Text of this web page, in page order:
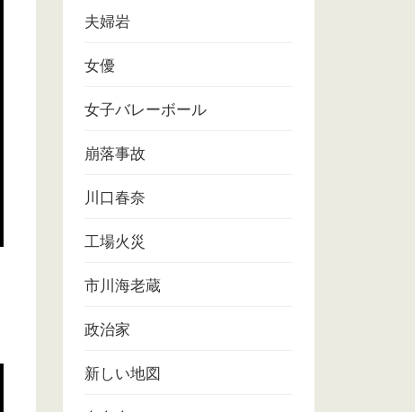
夫婦岩
女優
女子バレーボール
崩落事故
川口春奈
工場火災
市川海老蔵
政治家
新しい地図